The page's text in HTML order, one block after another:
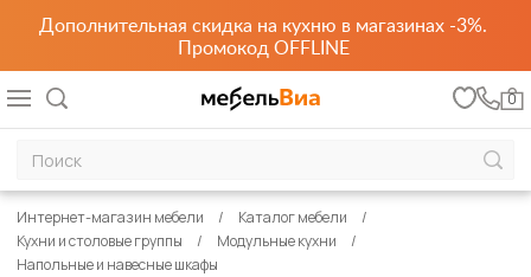
Дополнительная скидка на кухню в магазинах -3%.
Промокод OFFLINE
0
Интернет-магазин мебели
Каталог мебели
Кухни и столовые группы
Модульные кухни
Напольные и навесные шкафы